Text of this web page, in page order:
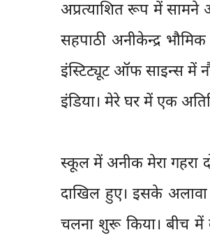
अप्रत्याशित रूप में सामने
सहपाठी अनीकेन्द्र
इंस्टिट्यूट ऑफ साइन्स में
इंडिया। मेरे घर में एक
स्कूल में अनीक मेरा गहरा
दाखिल हुए। इसके अलावा
चलना शुरू किया। बीच में